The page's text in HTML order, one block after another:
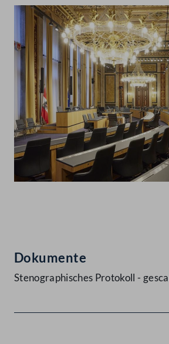
Dokumente
Stenographisches Protokoll -